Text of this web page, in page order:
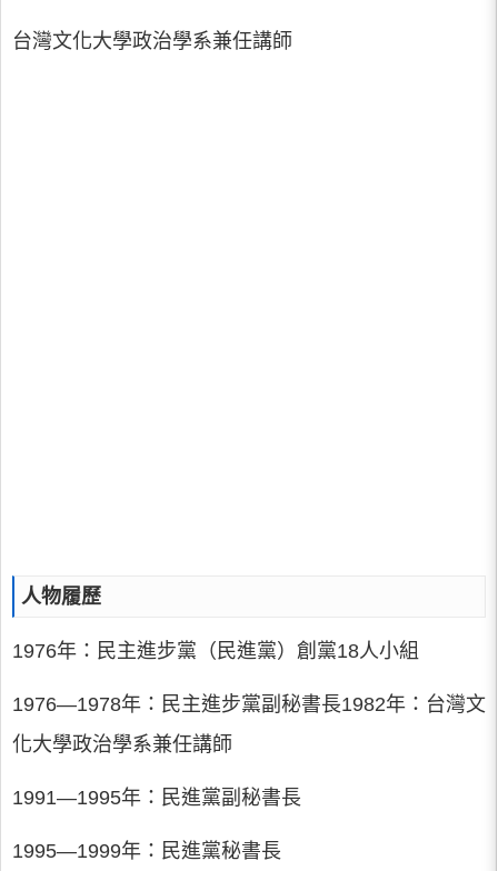
台灣文化大學政治學系兼任講師
人物履歷
1976年：民主進步黨（民進黨）創黨18人小組
1976—1978年：民主進步黨副秘書長1982年：台灣文
化大學政治學系兼任講師
1991—1995年：民進黨副秘書長
1995—1999年：民進黨秘書長